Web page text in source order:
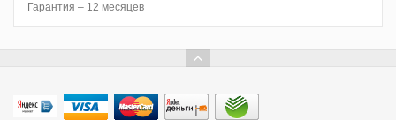
Гарантия – 12 месяцев